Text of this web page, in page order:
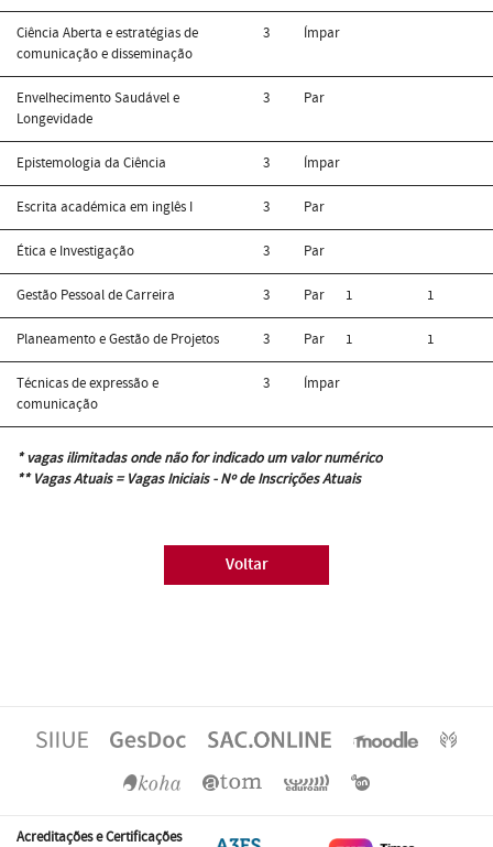
Ciência Aberta e estratégias de
comunicação e disseminação
3 Ímpar
Envelhecimento Saudável e
Longevidade
3 Par
Epistemologia da Ciência 3 Ímpar
Escrita académica em inglês I 3 Par
Ética e Investigação 3 Par
Gestão Pessoal de Carreira 3 Par 1 1
Planeamento e Gestão de Projetos 3 Par 1 1
Técnicas de expressão e
comunicação
3 Ímpar
* vagas ilimitadas onde não for indicado um valor numérico
** Vagas Atuais = Vagas Iniciais - Nº de Inscrições Atuais
Voltar
Acreditações e Certificações